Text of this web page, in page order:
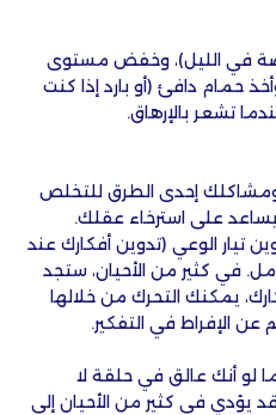
في الليل)، وخفض مستوى
حمام دافئ (أو بارد إذا كنت
تشعر بالإرهاق.
إحدى الطرق للتخلص
على استرخاء عقلك.
تيار الوعي (تدوين أفكارك عند
في كثير من الأحيان، ستجد
يمكنك التحرك من خلالها
عن الإفراط في التفكير.
لو أنك عالق في حلقة لا
يؤدي في كثير من الأحيان إلى